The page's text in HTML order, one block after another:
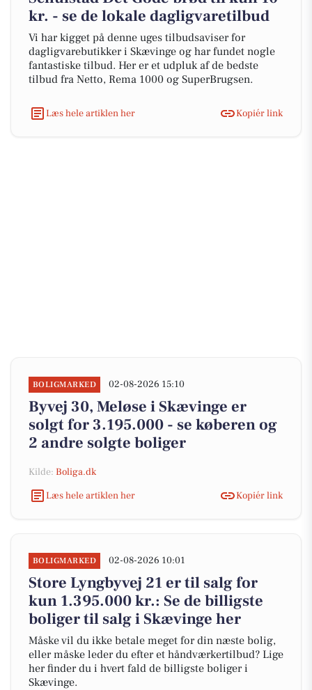
kr. - se de lokale dagligvaretilbud
Vi har kigget på denne uges tilbudsaviser for
dagligvarebutikker i Skævinge og har fundet nogle
fantastiske tilbud. Her er et udpluk af de bedste
tilbud fra Netto, Rema 1000 og SuperBrugsen.
Læs hele artiklen her Kopiér link
BOLIGMARKED 02-08-2026 15:10
Byvej 30, Meløse i Skævinge er
solgt for 3.195.000 - se køberen og
2 andre solgte boliger
Kilde: Boliga.dk
Læs hele artiklen her
Kopiér link
BOLIGMARKED 02-08-2026 10:01
Store Lyngbyvej 21 er til salg for
kun 1.395.000 kr.: Se de billigste
boliger til salg i Skævinge her
Måske vil du ikke betale meget for din næste bolig,
eller måske leder du efter et håndværkertilbud? Lige
her finder du i hvert fald de billigste boliger i
Skævinge.